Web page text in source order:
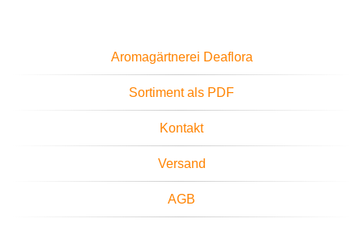
Aromagärtnerei Deaflora
Sortiment als PDF
Kontakt
Versand
AGB